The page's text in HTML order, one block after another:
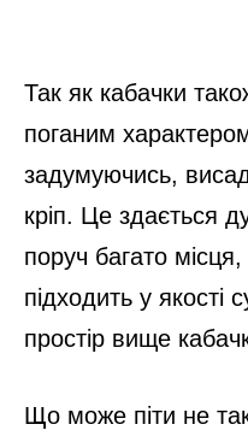
Так як кабачки
поганим
задумуючись,
кріп. Це здається
поруч багато
підходить у якості
простір вище
Що може піти не